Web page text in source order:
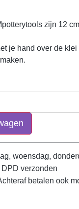
zijn 12
je hand over de
woensdag,
verzonden
betalen ook